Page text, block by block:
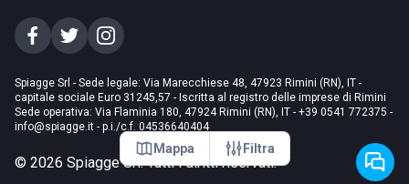
Mappa Filtra
Spiagge Srl - Sede legale: Via Marecchiese 48, 47923 Rimini (RN), IT -
capitale sociale Euro 31245,57 - Iscritta al registro delle imprese di Rimini
Sede operativa: Via Flaminia 180, 47924 Rimini (RN), IT - +39 0541 772375 -
info@spiagge.it - p.i./c.f. 04536640404
© 2026 Spiagge Srl. Tutti i diritti riservati.